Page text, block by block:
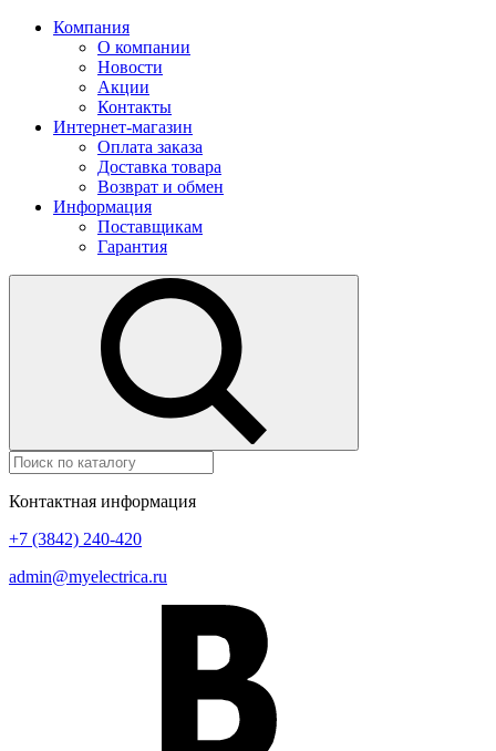
Компания
О компании
Новости
Акции
Контакты
Интернет-магазин
Оплата заказа
Доставка товара
Возврат и обмен
Информация
Поставщикам
Гарантия
Контактная информация
+7 (3842) 240-420
admin@myelectrica.ru